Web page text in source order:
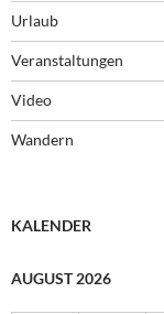
Urlaub
Veranstaltungen
Video
Wandern
KALENDER
AUGUST 2026